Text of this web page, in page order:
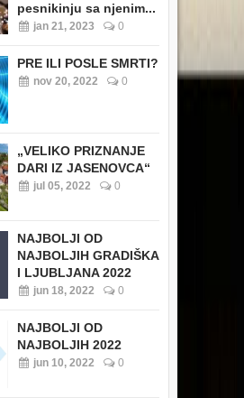
pesnikinju sa njenim...
jan 21, 2023 0
PRE ILI POSLE SMRTI?
nov 20, 2022 0
„VELIKO PRIZNANJE
DARI IZ JASENOVCA“
jul 05, 2022 0
NAJBOLJI OD
NAJBOLJIH GRADIŠKA
I LJUBLJANA 2022
jun 18, 2022 0
NAJBOLJI OD
NAJBOLJIH 2022
jun 10, 2022 0